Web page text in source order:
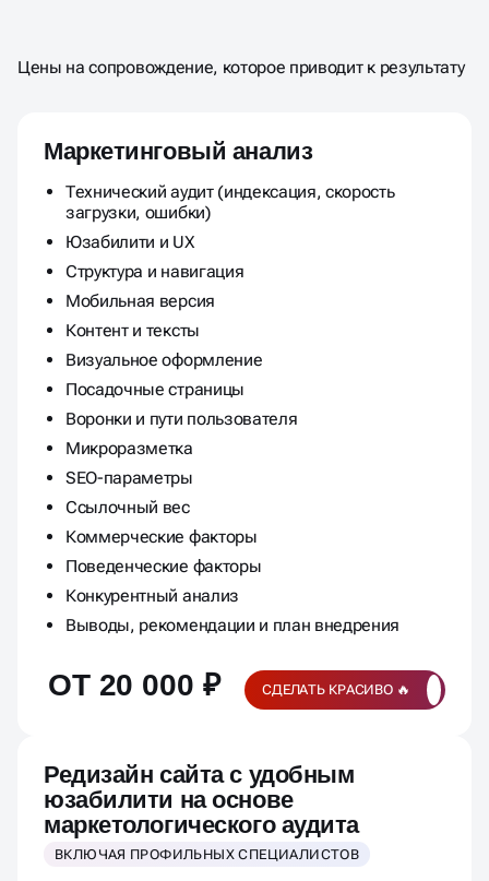
МАРКЕТИНГОВОГО
АУДИТА
Цены на сопровождение, которое приводит к результату
Маркетинговый анализ
Технический аудит (индексация, скорость
загрузки, ошибки)
Юзабилити и UX
Структура и навигация
Мобильная версия
Контент и тексты
Визуальное оформление
Посадочные страницы
Воронки и пути пользователя
Микроразметка
SEO-параметры
Ссылочный вес
Коммерческие факторы
Поведенческие факторы
Конкурентный анализ
Выводы, рекомендации и план внедрения
ОТ 20 000 ₽ СДЕЛАТЬ КРАСИВО 🔥
Редизайн сайта с удобным
юзабилити на основе
маркетологического аудита
ВКЛЮЧАЯ ПРОФИЛЬНЫХ СПЕЦИАЛИСТОВ